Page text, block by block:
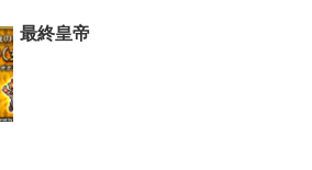
最終皇帝